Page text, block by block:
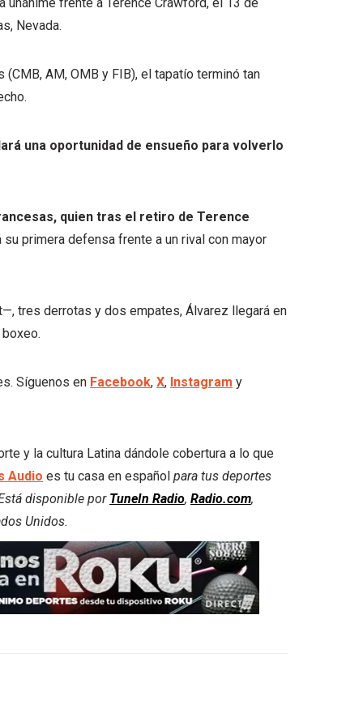
Nevada.
AM, OMB y FIB), el tapatío terminó tan
una oportunidad de ensueño para volverlo
quien tras el retiro de Terence
su primera defensa frente a un rival con mayor
tres derrotas y dos empates, Álvarez llegará en
Síguenos en Facebook, X, Instagram y
y la cultura Latina dándole cobertura a lo que
Audio es tu casa en español para tus deportes
disponible por TuneIn Radio, Radio.com,
Unidos.